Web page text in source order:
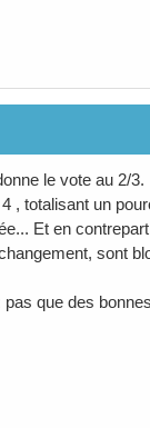
le vote au 2/3.
, totalisant un
Et en
sont
que des